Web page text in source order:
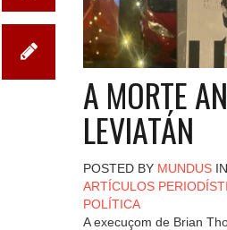
A MORTE
LEVIATÁN
POSTED BY MUNDUSIN
ARTÍCULOS
POLÍTICA
A execuçom de Brian